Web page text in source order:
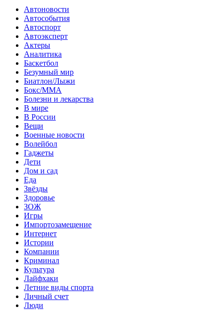
Автоновости
Автособытия
Автоспорт
Автоэксперт
Актеры
Аналитика
Баскетбол
Безумный мир
Биатлон/Лыжи
Бокс/MMA
Болезни и лекарства
В мире
В России
Вещи
Военные новости
Волейбол
Гаджеты
Дети
Дом и сад
Еда
Звёзды
Здоровье
ЗОЖ
Игры
Импортозамещение
Интернет
Истории
Компании
Криминал
Культура
Лайфхаки
Летние виды спорта
Личный счет
Люди